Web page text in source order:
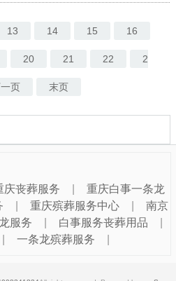
13 14 15 16
20 21 22 2
页 末页
庆丧葬服务
重庆白事一条龙
重庆殡葬服务中心
南京
服务 白事服务丧葬用品
一条龙殡葬服务